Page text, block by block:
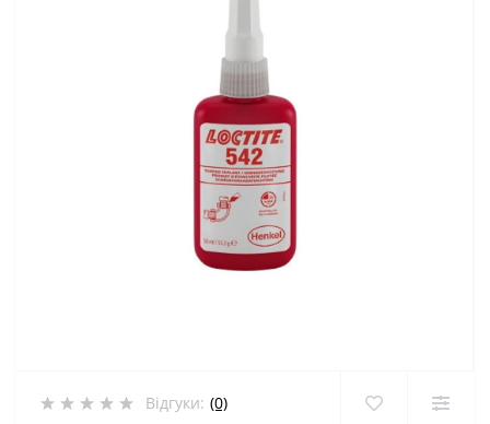
Відгуки: (0)